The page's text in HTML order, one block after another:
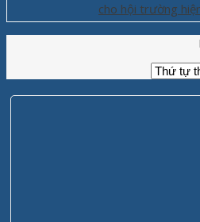
cho hội trường